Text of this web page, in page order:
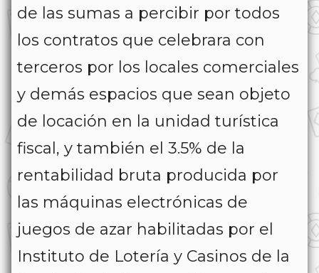
de las sumas a percibir por todos
los contratos que celebrara con
terceros por los locales comerciales
y demás espacios que sean objeto
de locación en la unidad turística
fiscal, y también el 3.5% de la
rentabilidad bruta producida por
las máquinas electrónicas de
juegos de azar habilitadas por el
Instituto de Lotería y Casinos de la